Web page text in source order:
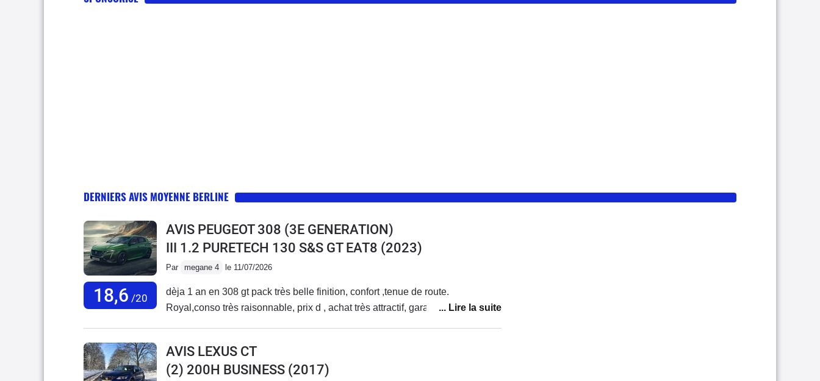
DERNIERS AVIS MOYENNE BERLINE
18,6 /20
AVIS PEUGEOT 308 (3E GENERATION)
III 1.2 PURETECH 130 S&S GT EAT8 (2023)
Par megane 4 le 11/07/2026
dèja 1 an en 308 gt pack très belle finition, confort ,tenue de route.
Royal,conso très raisonnable, prix d , achat très attractif, garantie 10 ans
AVIS LEXUS CT
(2) 200H BUSINESS (2017)